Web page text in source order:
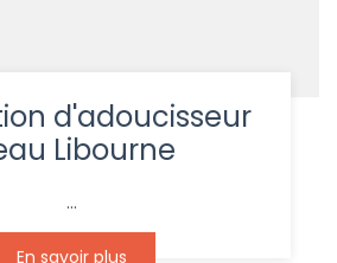
d'adoucisseur
Libourne
...
En savoir plus